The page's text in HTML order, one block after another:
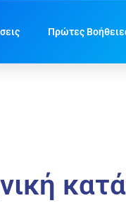
Πρώτες